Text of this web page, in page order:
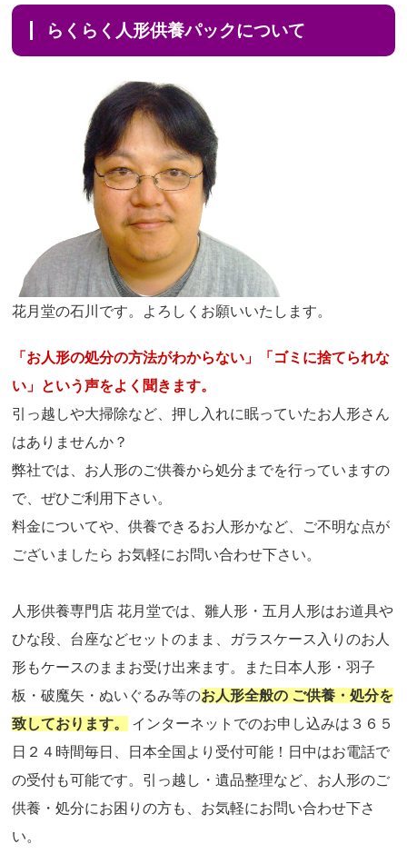
らくらく人形供養パックについて
花月堂の石川です。よろしくお願いいたします。
「お人形の処分の方法がわからない」「ゴミに捨てられな
い」という声をよく聞きます。
引っ越しや大掃除など、押し入れに眠っていたお人形さん
はありませんか？
弊社では、お人形のご供養から処分までを行っていますの
で、ぜひご利用下さい。
料金についてや、供養できるお人形かなど、ご不明な点が
ございましたら お気軽にお問い合わせ下さい。
人形供養専門店 花月堂では、雛人形・五月人形はお道具や
ひな段、台座などセットのまま、ガラスケース入りのお人
形もケースのままお受け出来ます。また日本人形・羽子
板・破魔矢・ぬいぐるみ等のお人形全般の ご供養・処分を
致しております。
インターネットでのお申し込みは３６５
日２４時間毎日、日本全国より受付可能！日中はお電話で
の受付も可能です。引っ越し・遺品整理など、お人形のご
供養・処分にお困りの方も、お気軽にお問い合わせ下さ
い。